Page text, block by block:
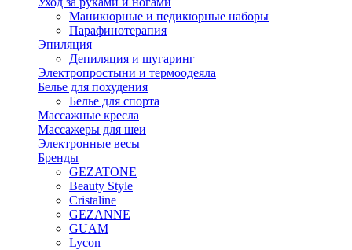
Маникюрные и педикюрные наборы
Парафинотерапия
Эпиляция
Депиляция и шугаринг
Электропростыни и термоодеяла
Белье для похудения
Белье для спорта
Массажные кресла
Массажеры для шеи
Электронные весы
Бренды
GEZATONE
Beauty Style
Cristaline
GEZANNE
GUAM
Lycon